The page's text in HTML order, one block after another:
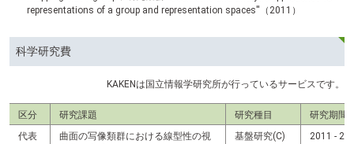
representations of a group and representation spaces''（2011）
科学研究費
KAKENは国立情報学研究所が行っているサービスです。
区分 研究課題 研究種目
研究期間
代表
曲面の写像類群における線型性の視
基盤研究(C) 2011 -